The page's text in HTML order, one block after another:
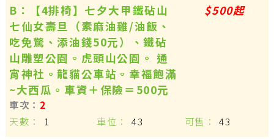
B：【4排椅】七夕大甲鐵砧山
七仙女壽旦（素麻油雞/油飯、
吃免驚、添油錢50元）、鐵砧
山雕塑公園。虎頭山公園。 通
宵神社。龍貓公車站。幸福飽滿
~大西瓜。車資＋保險＝500元
2
1
$500起
43 43